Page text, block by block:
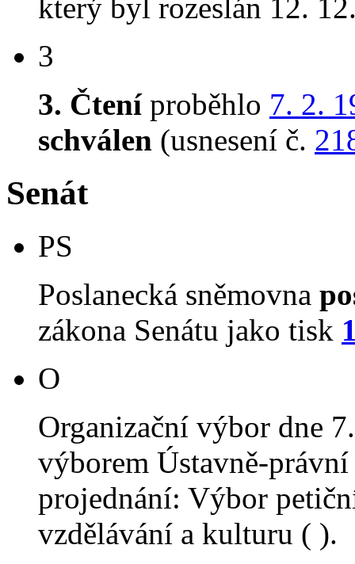
který byl rozeslán 12.
3
3. Čteníproběhlo 7. 2.
schválen (usnesení č.
Senát
PS
Poslanecká sněmovna
zákona Senátu jako tisk
O
Organizační výbor dne
výborem Ústavně-
projednání: Výbor
vzdělávání a kulturu ( ).